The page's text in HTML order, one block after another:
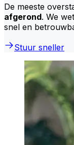
De meeste
afgerond. We
snel en
Stuur sneller